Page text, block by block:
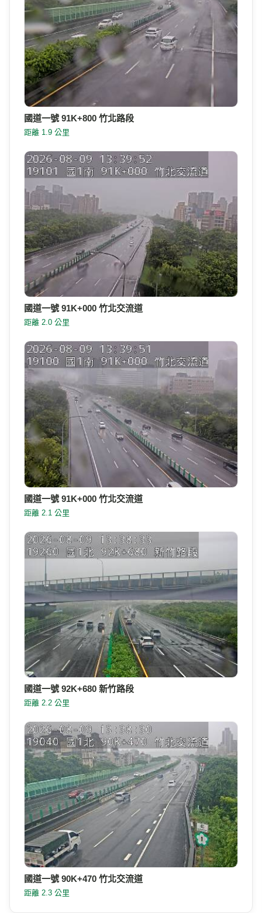
國道一號 91K+800 竹北路段
距離 1.9 公里
國道一號 91K+000 竹北交流道
距離 2.0 公里
國道一號 91K+000 竹北交流道
距離 2.1 公里
國道一號 92K+680 新竹路段
距離 2.2 公里
國道一號 90K+470 竹北交流道
距離 2.3 公里